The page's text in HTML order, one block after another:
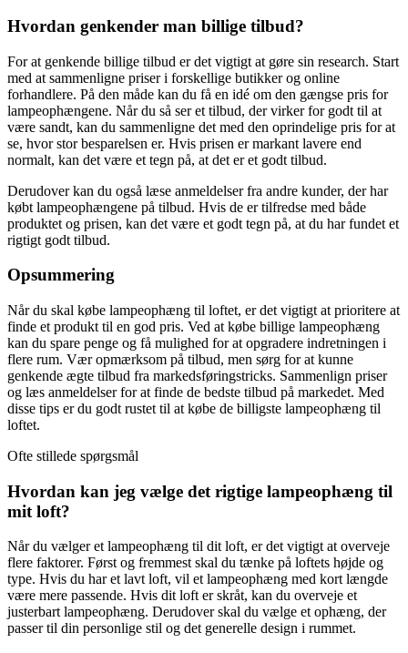
Hvordan genkender man billige tilbud?
For at genkende billige tilbud er det vigtigt at gøre sin research. Start
med at sammenligne priser i forskellige butikker og online
forhandlere. På den måde kan du få en idé om den gængse pris for
lampeophængene. Når du så ser et tilbud, der virker for godt til at
være sandt, kan du sammenligne det med den oprindelige pris for at
se, hvor stor besparelsen er. Hvis prisen er markant lavere end
normalt, kan det være et tegn på, at det er et godt tilbud.
Derudover kan du også læse anmeldelser fra andre kunder, der har
købt lampeophængene på tilbud. Hvis de er tilfredse med både
produktet og prisen, kan det være et godt tegn på, at du har fundet et
rigtigt godt tilbud.
Opsummering
Når du skal købe lampeophæng til loftet, er det vigtigt at prioritere at
finde et produkt til en god pris. Ved at købe billige lampeophæng
kan du spare penge og få mulighed for at opgradere indretningen i
flere rum. Vær opmærksom på tilbud, men sørg for at kunne
genkende ægte tilbud fra markedsføringstricks. Sammenlign priser
og læs anmeldelser for at finde de bedste tilbud på markedet. Med
disse tips er du godt rustet til at købe de billigste lampeophæng til
loftet.
Ofte stillede spørgsmål
Hvordan kan jeg vælge det rigtige lampeophæng til
mit loft?
Når du vælger et lampeophæng til dit loft, er det vigtigt at overveje
flere faktorer. Først og fremmest skal du tænke på loftets højde og
type. Hvis du har et lavt loft, vil et lampeophæng med kort længde
være mere passende. Hvis dit loft er skråt, kan du overveje et
justerbart lampeophæng. Derudover skal du vælge et ophæng, der
passer til din personlige stil og det generelle design i rummet.